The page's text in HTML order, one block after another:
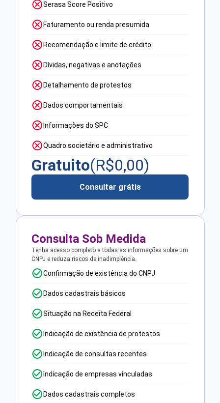
Serasa Score Positivo
Faturamento ou renda presumida
Recomendação e limite de crédito
Dívidas, negativas e anotações
Detalhamento de protestos
Dados comportamentais
Informações do SPC
Quadro societário e administrativo
Gratuito(R$0,00)
Consultar grátis
Consulta Sob Medida
Tenha acesso completo a todas as informações sobre um
CNPJ e reduza riscos de inadimplência.
Confirmação de existência do CNPJ
Dados cadastrais básicos
Situação na Receita Federal
Indicação de existência de protestos
Indicação de consultas recentes
Indicação de empresas vinculadas
Dados cadastrais completos